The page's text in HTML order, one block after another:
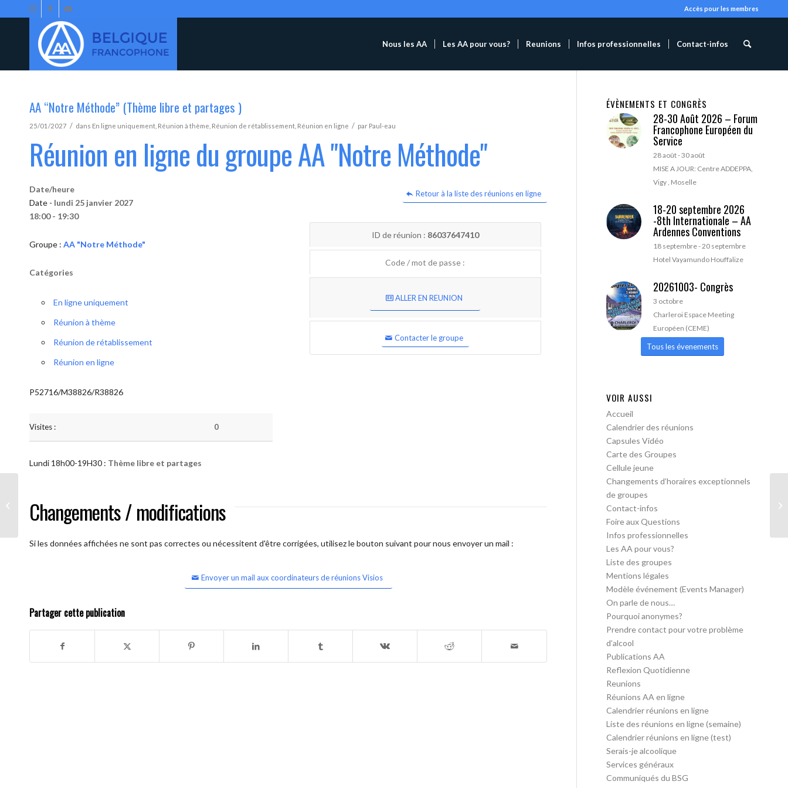
Accès pour les membres
Nous les AA Les AA pour vous? Reunions Infos professionnelles Contact-infos
AA “Notre Méthode” (Thème libre et partages )
25/01/2027 / dans En ligne uniquement Réunion à thème Réunion de rétablissement Réunion en ligne / par Paul-eau
Réunion en ligne du groupe AA "Notre Méthode"
Retour à la liste des réunions en ligne
Date/heure
Date - lundi 25 janvier 2027
18:00 - 19:30
Groupe : AA "Notre Méthode"
Catégories
En ligne uniquement
Réunion à thème
Réunion de rétablissement
Réunion en ligne
P52716/M38826/R38826
Visites : 0
ID de réunion : 86037647410
Code / mot de passe :
ALLER EN REUNION
Contacter le groupe
Lundi 18h00-19H30 : Thème libre et partages
Changements / modifications
Si les données affichées ne sont pas correctes ou nécessitent d'être corrigées, utilisez le bouton suivant pour nous envoyer un mail :
Envoyer un mail aux coordinateurs de réunions Visios
Partager cette publication
ÉVÈNEMENTS ET CONGRÈS
28-30 Août 2026 – Forum
Francophone Européen du
Service
28 août-30 août
MISE A JOUR: Centre ADDEPPA,
Vigy , Moselle
18-20 septembre 2026
-8th Internationale – AA
Ardennes Conventions
18 septembre-20 septembre
Hotel Vayamundo Houffalize
20261003- Congrès
3 octobre
Charleroi Espace Meeting
Européen (CEME)
Tous les évenements
VOIR AUSSI
Accueil
Calendrier des réunions
Capsules Vidéo
Carte des Groupes
Cellule jeune
Changements d’horaires exceptionnels
de groupes
Contact-infos
Foire aux Questions
Infos professionnelles
Les AA pour vous?
Liste des groupes
Mentions légales
Modèle événement (Events Manager)
On parle de nous…
Pourquoi anonymes?
Prendre contact pour votre problème
d’alcool
Publications AA
Reflexion Quotidienne
Reunions
Réunions AA en ligne
Calendrier réunions en ligne
Liste des réunions en ligne (semaine)
Calendrier réunions en ligne (test)
Serais-je alcoolique
Services généraux
Communiqués du BSG
partages )